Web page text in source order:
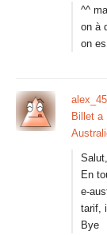
^^
on à
on
Billet a
Salut,
En
e-
tarif,
Bye